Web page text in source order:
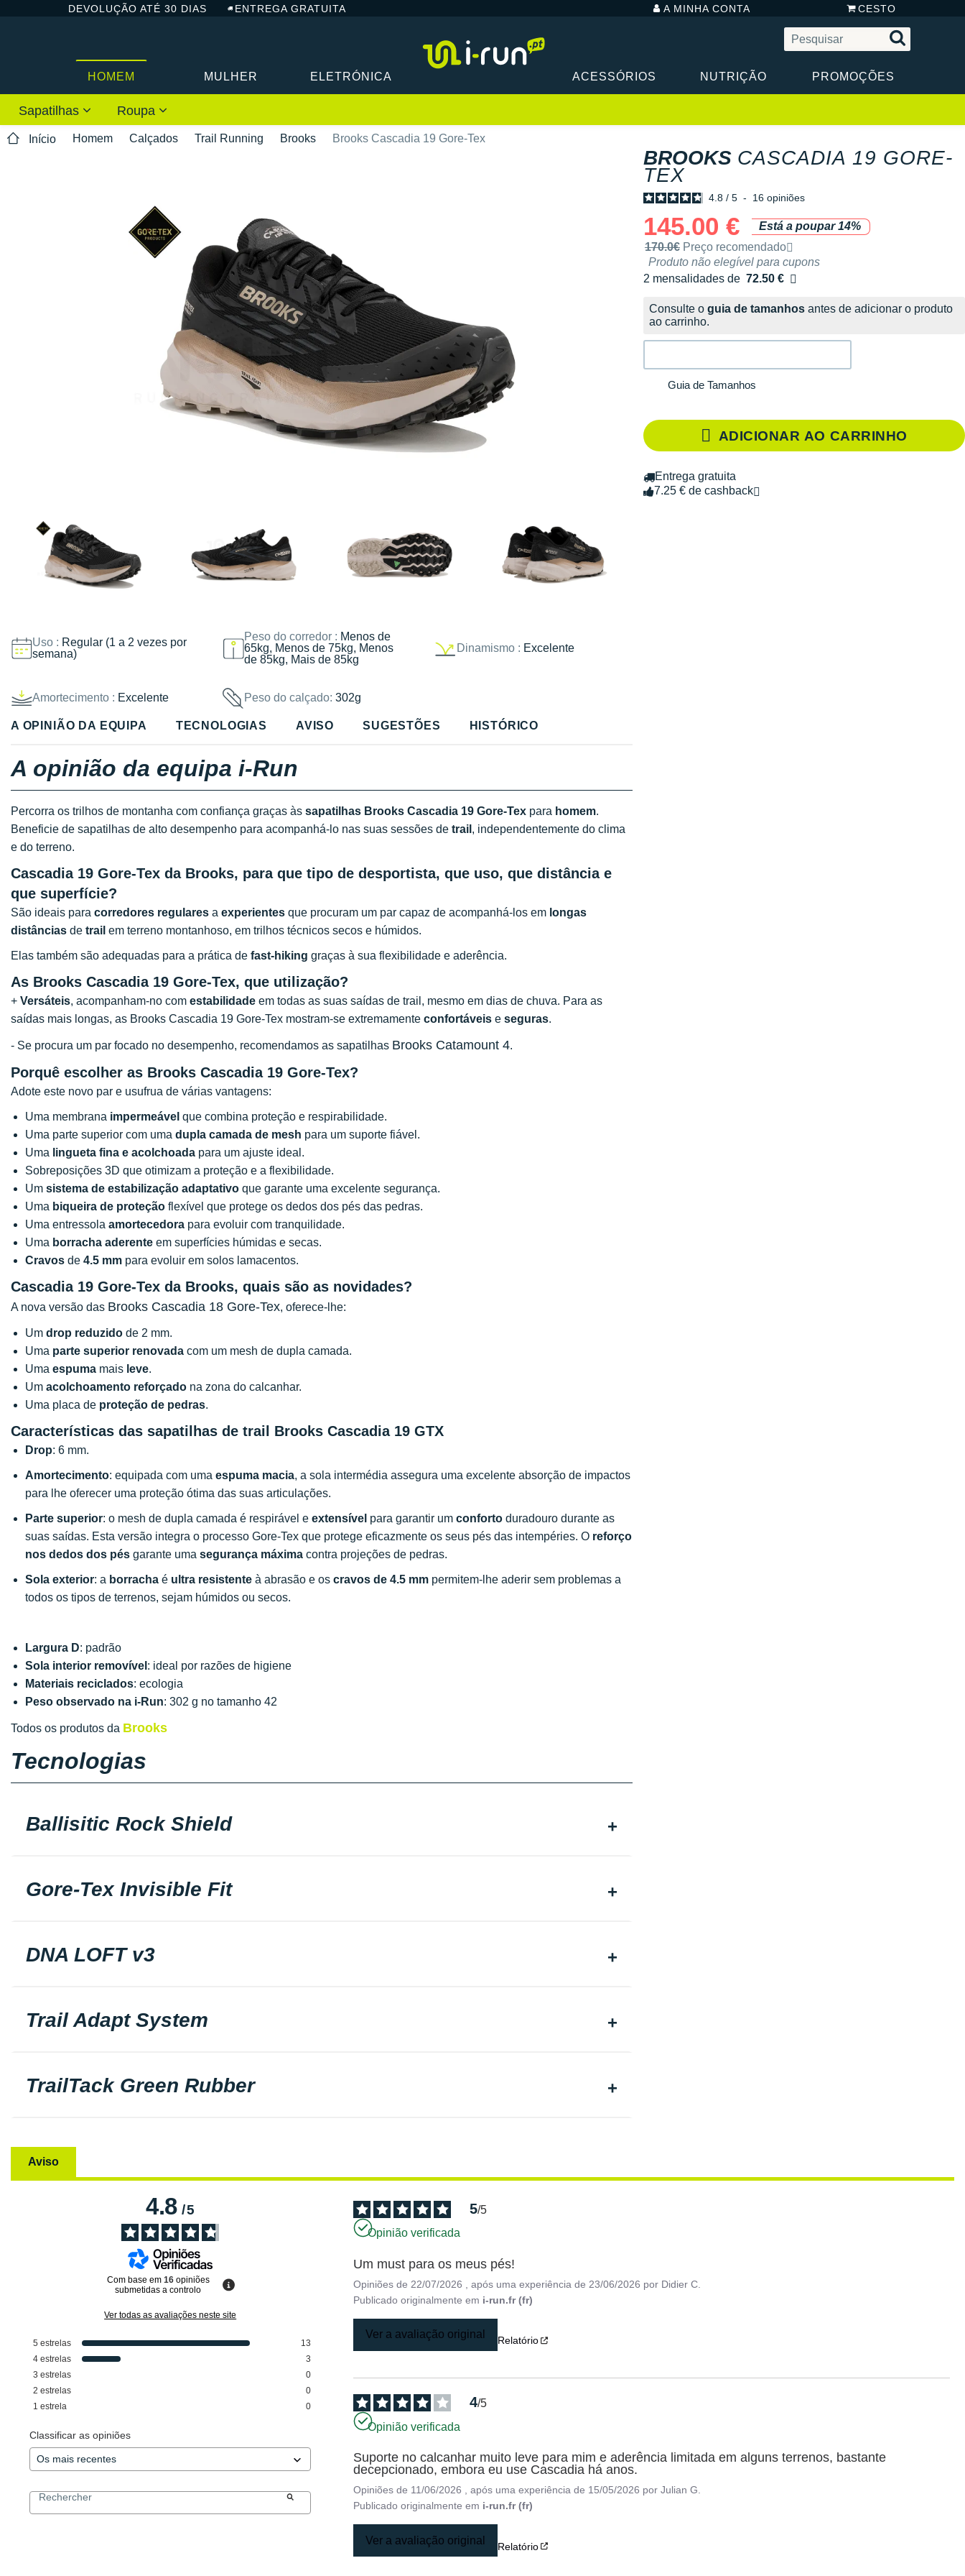
DEVOLUÇÃO ATÉ 30 DIAS ENTREGA GRATUITA A MINHA CONTA CESTO
HOMEM MULHER ELETRÓNICA ACESSÓRIOS NUTRIÇÃO PROMOÇÕES
Sapatilhas Roupa
Início Homem Calçados Trail Running Brooks Brooks Cascadia 19 Gore-Tex
Uso : Regular (1 a 2 vezes por
semana)
Peso do corredor : Menos de
65kg, Menos de 75kg, Menos
de 85kg, Mais de 85kg
Dinamismo : Excelente
Amortecimento : Excelente Peso do calçado: 302g
BROOKS CASCADIA 19 GORE-
TEX
4.8 / 5 - 16 opiniões
145.00 €
Está a poupar 14%
Preço de venda recomendado pela marca
170.0€ Preço recomendado
Produto não elegível para cupons
2 mensalidades de 72.50 €
sem custos
Consulte o guia de tamanhos antes de adicionar o produto
ao carrinho.
Guia de Tamanhos
ADICIONAR AO CARRINHO
Entrega gratuita
7.25 € de cashback
A OPINIÃO DA EQUIPA TECNOLOGIAS AVISO SUGESTÕES HISTÓRICO
A opinião da equipa i-Run
Percorra os trilhos de montanha com confiança graças às sapatilhas Brooks Cascadia 19 Gore-Tex para homem.
Beneficie de sapatilhas de alto desempenho para acompanhá-lo nas suas sessões de trail , independentemente do clima
e do terreno.
Cascadia 19 Gore-Tex da Brooks, para que tipo de desportista, que uso, que distância e
que superfície?
São ideais para corredores regulares a experientes que procuram um par capaz de acompanhá-los em longas
distâncias de trail em terreno montanhoso, em trilhos técnicos secos e húmidos.
Elas também são adequadas para a prática de fast-hiking graças à sua flexibilidade e aderência.
As Brooks Cascadia 19 Gore-Tex, que utilização?
+ Versáteis, acompanham-no com estabilidade em todas as suas saídas de trail, mesmo em dias de chuva. Para as
saídas mais longas, as Brooks Cascadia 19 Gore-Tex mostram-se extremamente confortáveis e seguras.
- Se procura um par focado no desempenho, recomendamos as sapatilhas Brooks Catamount 4.
Porquê escolher as Brooks Cascadia 19 Gore-Tex?
Adote este novo par e usufrua de várias vantagens:
Uma membrana impermeável que combina proteção e respirabilidade.
Uma parte superior com uma dupla camada de mesh para um suporte fiável.
Uma lingueta fina e acolchoada para um ajuste ideal.
Sobreposições 3D que otimizam a proteção e a flexibilidade.
Um sistema de estabilização adaptativo que garante uma excelente segurança.
Uma biqueira de proteção flexível que protege os dedos dos pés das pedras.
Uma entressola amortecedora para evoluir com tranquilidade.
Uma borracha aderente em superfícies húmidas e secas.
Cravos de 4.5 mm para evoluir em solos lamacentos.
Cascadia 19 Gore-Tex da Brooks, quais são as novidades?
A nova versão das Brooks Cascadia 18 Gore-Tex, oferece-lhe:
Um drop reduzido de 2 mm.
Uma parte superior renovada com um mesh de dupla camada.
Uma espuma mais leve.
Um acolchoamento reforçado na zona do calcanhar.
Uma placa de proteção de pedras.
Características das sapatilhas de trail Brooks Cascadia 19 GTX
Drop: 6 mm.
Amortecimento: equipada com uma espuma macia, a sola intermédia assegura uma excelente absorção de impactos
para lhe oferecer uma proteção ótima das suas articulações.
Parte superior: o mesh de dupla camada é respirável e extensível para garantir um conforto duradouro durante as
suas saídas. Esta versão integra o processo Gore-Tex que protege eficazmente os seus pés das intempéries. O reforço
nos dedos dos pés garante uma segurança máxima contra projeções de pedras.
Sola exterior: a borracha é ultra resistente à abrasão e os cravos de 4.5 mm permitem-lhe aderir sem problemas a
todos os tipos de terrenos, sejam húmidos ou secos.
Largura D: padrão
Sola interior removível : ideal por razões de higiene
Materiais reciclados: ecologia
Peso observado na i-Run: 302 g no tamanho 42
Todos os produtos da Brooks
Tecnologias
Ballisitic Rock Shield
Gore-Tex Invisible Fit
DNA LOFT v3
Trail Adapt System
TrailTack Green Rubber
Aviso
4.8/5
Com base em 16 opiniões
submetidas a controlo
Ver todas as avaliações neste site
5 estrelas
13
4 estrelas
3
3 estrelas
0
2 estrelas
0
1 estrela 0
Classificar as opiniões
5/5
Opinião verificada
Um must para os meus pés!
Opiniões de 22/07/2026 , após uma experiência de 23/06/2026 por Didier C.
Publicado originalmente em i-run.fr (fr)
Ver a avaliação original Relatório
4/5
Opinião verificada
Suporte no calcanhar muito leve para mim e aderência limitada em alguns terrenos, bastante
decepcionado, embora eu use Cascadia há anos.
Opiniões de 11/06/2026 , após uma experiência de 15/05/2026 porJulian G.
Publicado originalmente em i-run.fr (fr)
Ver a avaliação original Relatório